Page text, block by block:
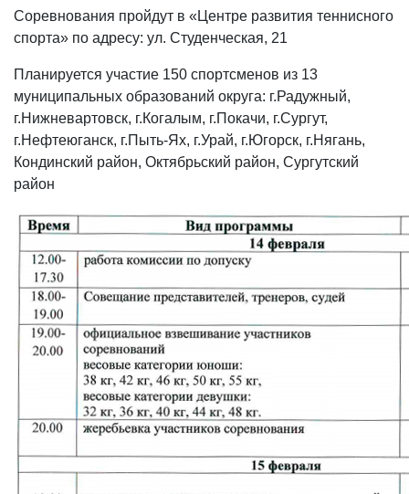
Соревнования пройдут в «Центре развития теннисного
спорта» по адресу: ул. Студенческая, 21
Планируется участие 150 спортсменов из 13
муниципальных образований округа: г.Радужный,
г.Нижневартовск, г.Когалым, г.Покачи, г.Сургут,
г.Нефтеюганск, г.Пыть-Ях, г.Урай, г.Югорск, г.Нягань,
Кондинский район, Октябрьский район, Сургутский
район